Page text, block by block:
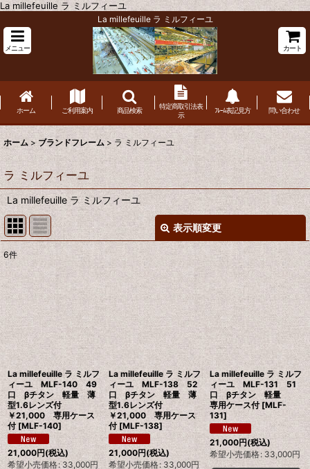
La millefeuille ラ ミルフィーユ
La millefeuille ラ ミルフィーユ
メニュー カート
ホーム ご利用案内 商品検索
特定商取引法表
示
ﾌﾚｰﾑ表記見方 問い合わせ
ホーム > ブランドフレーム > ラ ミルフィーユ
ラ ミルフィーユ
La millefeuille ラ ミルフィーユ
表示順変更
表示数:
並び順 :
絞り込む
6件
La millefeuille ラ ミルフ
ィーユ MLF-140 49
口 βチタン 軽量 薄
型1.6レンズ付
￥21,000 専用ケース
付 [MLF-140]
21,000円(税込)
希望小売価格: 33,000円
La millefeuille ラ ミルフ
ィーユ MLF-138 52
口 βチタン 軽量 薄
型1.6レンズ付
￥21,000 専用ケース
付 [MLF-138]
21,000円(税込)
希望小売価格: 33,000円
La millefeuille ラ ミルフ
ィーユ MLF-131 51
口 βチタン 軽量
専用ケース付 [MLF-
131]
21,000円(税込)
希望小売価格: 33,000円